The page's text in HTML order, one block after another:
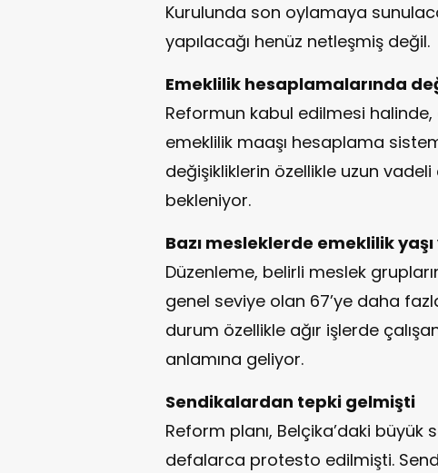
Kurulunda son oylamaya
yapılacağı henüz netleşmiş değil.
Emeklilik hesaplamalarında
Reformun kabul edilmesi
emeklilik maaşı hesaplama
değişikliklerin özellikle uzun vadeli
bekleniyor.
Bazı mesleklerde emeklilik
Düzenleme, belirli meslek
genel seviye olan 67’ye daha
durum özellikle ağır işlerde
anlamına geliyor.
Sendikalardan tepki gelmişti
Reform planı, Belçika’daki
defalarca protesto edilmişti.